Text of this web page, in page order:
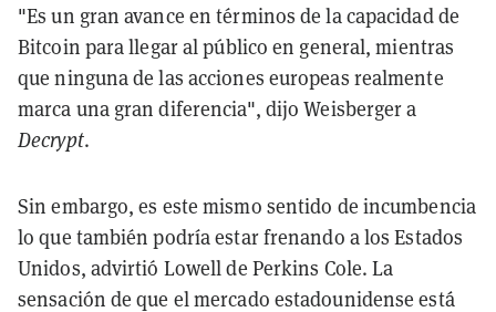
"Es un gran avance en términos de la capacidad de
Bitcoin para llegar al público en general, mientras
que ninguna de las acciones europeas realmente
marca una gran diferencia", dijo Weisberger a
Decrypt.
Sin embargo, es este mismo sentido de incumbencia
lo que también podría estar frenando a los Estados
Unidos, advirtió Lowell de Perkins Cole. La
sensación de que el mercado estadounidense está